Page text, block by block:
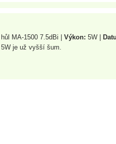
MA-1500 7.5dBi | Výkon: 5W |
je už vyšší šum.